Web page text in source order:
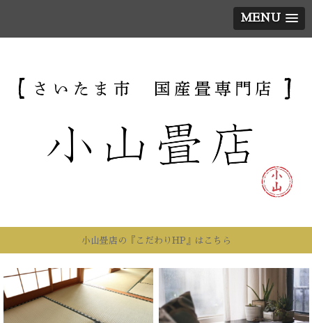
MENU
小山畳店の『こだわりHP』はこちら